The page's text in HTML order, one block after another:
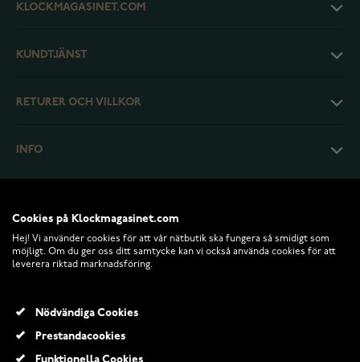
KLOCKMAGASINET.COM
KUNDTJÄNST
RETURER OCH VILLKOR
INFO
Cookies på Klockmagasinet.com
Hej! Vi använder cookies för att vår nätbutik ska fungera så smidigt som
möjligt. Om du ger oss ditt samtycke kan vi också använda cookies för att
leverera riktad marknadsföring.
Nödvändiga Cookies
Prestandacookies